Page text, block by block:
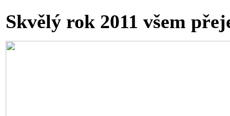
Skvělý rok 2011 všem